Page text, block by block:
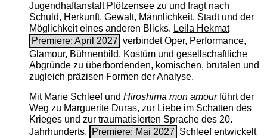
Jugendhaftanstalt Plötzensee zu und fragt nach
Schuld, Herkunft, Gewalt, Männlichkeit, Stadt und der
Möglichkeit eines anderen Blicks. Leila Hekmat
Premiere: April 2027 verbindet Oper, Performance,
Glamour, Bühnenbild, Kostüm und gesellschaftliche
Abgründe zu überbordenden, komischen, brutalen und
zugleich präzisen Formen der Analyse.
Mit Marie Schleefund Hiroshima mon amourführt der
Weg zu Marguerite Duras, zur Liebe im Schatten des
Krieges und zur traumatisierten Sprache des 20.
Jahrhunderts.
Premiere: Mai 2027 Schleef entwickelt